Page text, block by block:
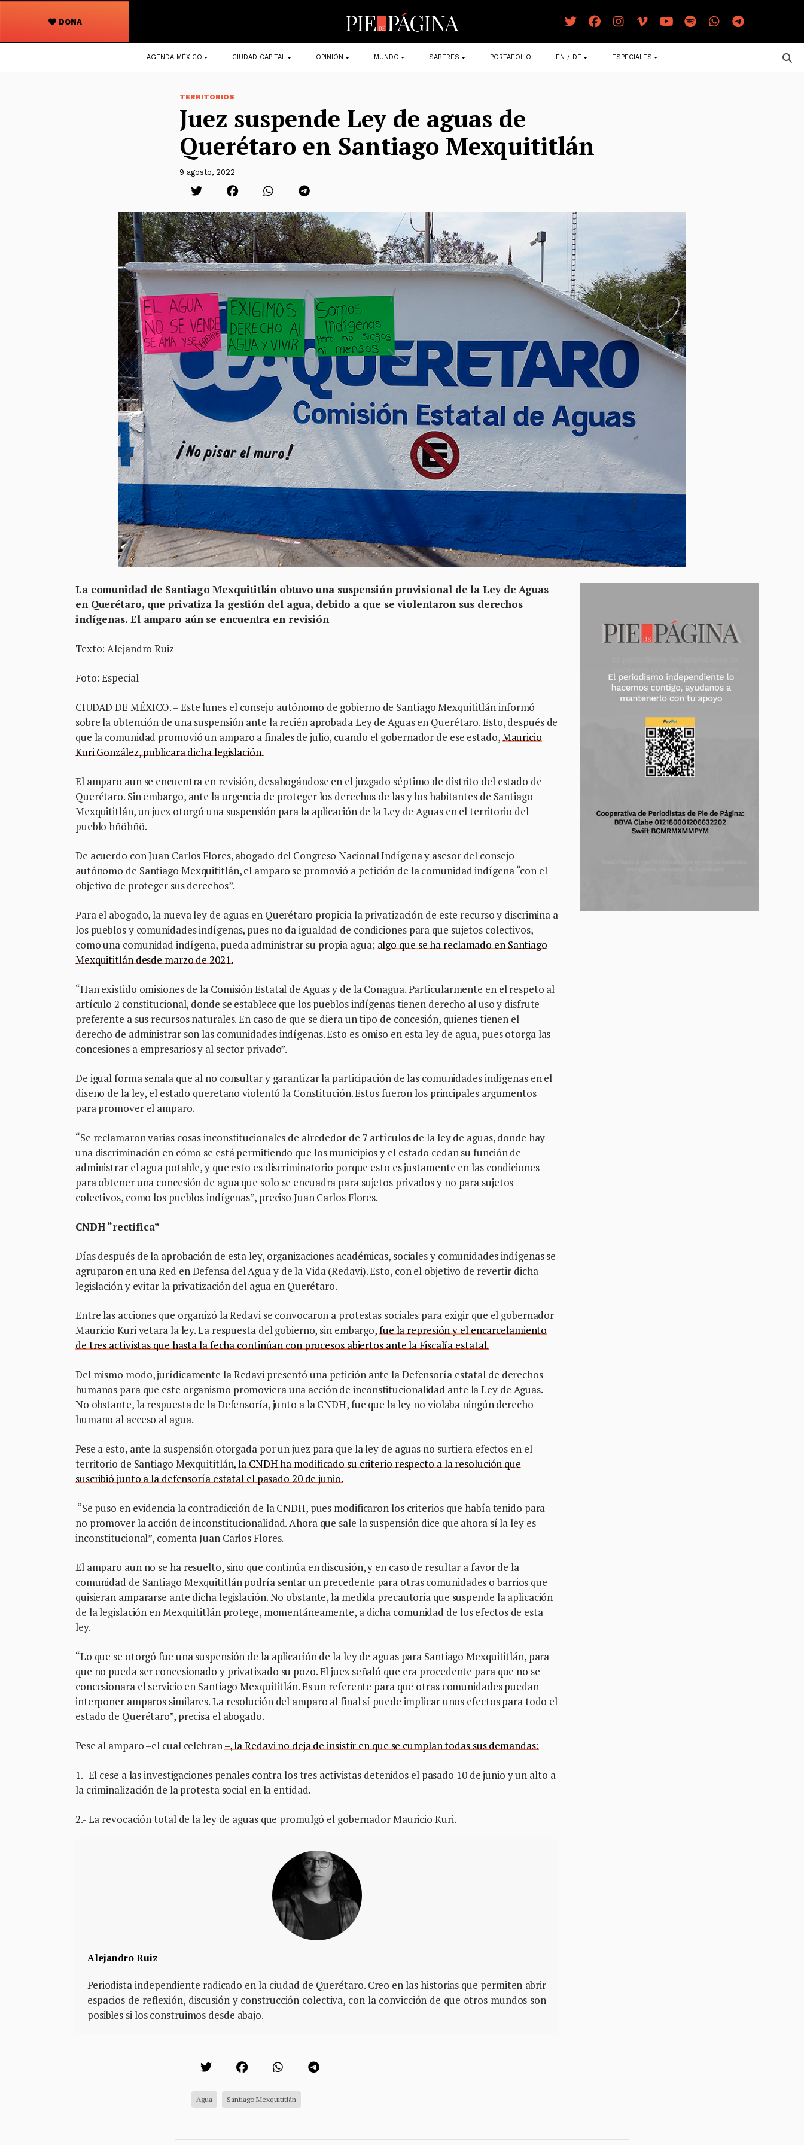
DONA
Navegación
principal
AGENDA MÉXICO CIUDAD CAPITAL OPINIÓN MUNDO SABERES PORTAFOLIO EN / DE ESPECIALES
TERRITORIOS
Juez suspende Ley de aguas de
Querétaro en Santiago Mexquititlán
9 agosto, 2022
La comunidad de Santiago Mexquititlán obtuvo una suspensión provisional de la Ley de Aguas
en Querétaro, que privatiza la gestión del agua, debido a que se violentaron sus derechos
indígenas. El amparo aún se encuentra en revisión
Texto: Alejandro Ruiz
Foto: Especial
CIUDAD DE MÉXICO. – Este lunes el consejo autónomo de gobierno de Santiago Mexquititlán informó
sobre la obtención de una suspensión ante la recién aprobada Ley de Aguas en Querétaro. Esto, después de
que la comunidad promovió un amparo a finales de julio, cuando el gobernador de ese estado,Mauricio
Kuri González, publicara dicha legislación.
El amparo aun se encuentra en revisión, desahogándose en el juzgado séptimo de distrito del estado de
Querétaro. Sin embargo, ante la urgencia de proteger los derechos de las y los habitantes de Santiago
Mexquititlán, un juez otorgó una suspensión para la aplicación de la Ley de Aguas en el territorio del
pueblo hñöhñö.
De acuerdo con Juan Carlos Flores, abogado del Congreso Nacional Indígena y asesor del consejo
autónomo de Santiago Mexquititlán, el amparo se promovió a petición de la comunidad indígena “con el
objetivo de proteger sus derechos”.
Para el abogado, la nueva ley de aguas en Querétaro propicia la privatización de este recurso y discrimina a
los pueblos y comunidades indígenas, pues no da igualdad de condiciones para que sujetos colectivos,
como una comunidad indígena, pueda administrar su propia agua;algo que se ha reclamado en Santiago
Mexquititlán desde marzo de 2021.
“Han existido omisiones de la Comisión Estatal de Aguas y de la Conagua. Particularmente en el respeto al
artículo 2 constitucional, donde se establece que los pueblos indígenas tienen derecho al uso y disfrute
preferente a sus recursos naturales. En caso de que se diera un tipo de concesión, quienes tienen el
derecho de administrar son las comunidades indígenas. Esto es omiso en esta ley de agua, pues otorga las
concesiones a empresarios y al sector privado”.
De igual forma señala que al no consultar y garantizar la participación de las comunidades indígenas en el
diseño de la ley, el estado queretano violentó la Constitución. Estos fueron los principales argumentos
para promover el amparo.
“Se reclamaron varias cosas inconstitucionales de alrededor de 7 artículos de la ley de aguas, donde hay
una discriminación en cómo se está permitiendo que los municipios y el estado cedan su función de
administrar el agua potable, y que esto es discriminatorio porque esto es justamente en las condiciones
para obtener una concesión de agua que solo se encuadra para sujetos privados y no para sujetos
colectivos, como los pueblos indígenas”, preciso Juan Carlos Flores.
CNDH “rectifica”
Días después de la aprobación de esta ley, organizaciones académicas, sociales y comunidades indígenas se
agruparon en una Red en Defensa del Agua y de la Vida (Redavi). Esto, con el objetivo de revertir dicha
legislación y evitar la privatización del agua en Querétaro.
Entre las acciones que organizó la Redavi se convocaron a protestas sociales para exigir que el gobernador
Mauricio Kuri vetara la ley. La respuesta del gobierno, sin embargo,fue la represión y el encarcelamiento
de tres activistas que hasta la fecha continúan con procesos abiertos ante la Fiscalía estatal.
Del mismo modo, jurídicamente la Redavi presentó una petición ante la Defensoría estatal de derechos
humanos para que este organismo promoviera una acción de inconstitucionalidad ante la Ley de Aguas.
No obstante, la respuesta de la Defensoría, junto a la CNDH, fue que la ley no violaba ningún derecho
humano al acceso al agua.
Pese a esto, ante la suspensión otorgada por un juez para que la ley de aguas no surtiera efectos en el
territorio de Santiago Mexquititlán,la CNDH ha modificado su criterio respecto a la resolución que
suscribió junto a la defensoría estatal el pasado 20 de junio.
“Se puso en evidencia la contradicción de la CNDH, pues modificaron los criterios que había tenido para
no promover la acción de inconstitucionalidad. Ahora que sale la suspensión dice que ahora sí la ley es
inconstitucional”, comenta Juan Carlos Flores.
El amparo aun no se ha resuelto, sino que continúa en discusión, y en caso de resultar a favor de la
comunidad de Santiago Mexquititlán podría sentar un precedente para otras comunidades o barrios que
quisieran ampararse ante dicha legislación. No obstante, la medida precautoria que suspende la aplicación
de la legislación en Mexquititlán protege, momentáneamente, a dicha comunidad de los efectos de esta
ley.
“Lo que se otorgó fue una suspensión de la aplicación de la ley de aguas para Santiago Mexquititlán, para
que no pueda ser concesionado y privatizado su pozo. El juez señaló que era procedente para que no se
concesionara el servicio en Santiago Mexquititlán. Es un referente para que otras comunidades puedan
interponer amparos similares. La resolución del amparo al final sí puede implicar unos efectos para todo el
estado de Querétaro”, precisa el abogado.
Pese al amparo –el cual celebran–, la Redavi no deja de insistir en que se cumplan todas sus demandas:
1.- El cese a las investigaciones penales contra los tres activistas detenidos el pasado 10 de junio y un alto a
la criminalización de la protesta social en la entidad.
2.- La revocación total de la ley de aguas que promulgó el gobernador Mauricio Kuri.
Alejandro Ruiz
Periodista independiente radicado en la ciudad de Querétaro. Creo en las historias que permiten abrir
espacios de reflexión, discusión y construcción colectiva, con la convicción de que otros mundos son
posibles si los construimos desde abajo.
Agua Santiago Mexquititlán